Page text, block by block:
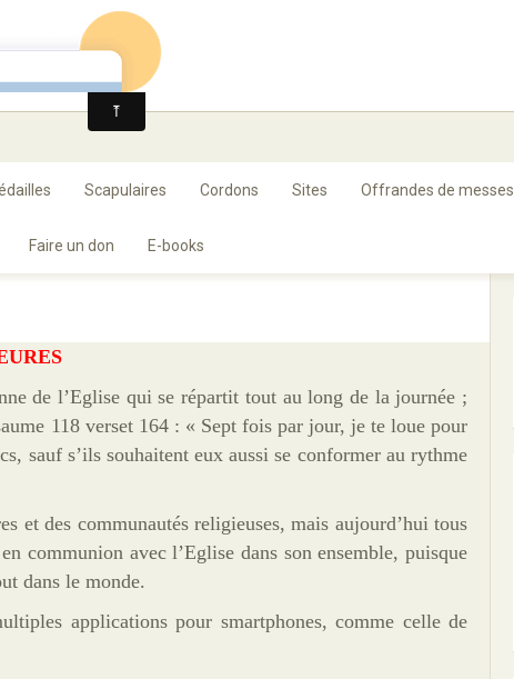
Scapulaires Cordons Sites Offrandes de messes
Faire un don E-books
de l’Eglise qui se répartit tout au long de la journée ;
118 verset 164 : « Sept fois par jour, je te loue pour
sauf s’ils souhaitent eux aussi se conformer au rythme
et des communautés religieuses, mais aujourd’hui tous
communion avec l’Eglise dans son ensemble, puisque
dans le monde.
applications pour smartphones, comme celle de